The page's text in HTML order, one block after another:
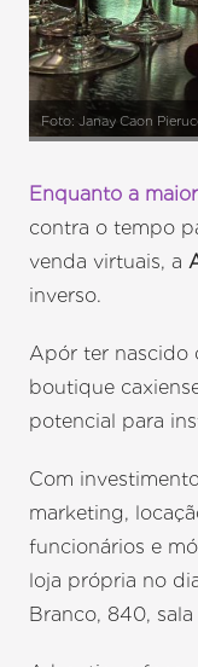
Foto: Janay Caon
Enquanto a
contra o tempo
venda virtuais, a
inverso.
Apór ter nascido
boutique
potencial para
Com
marketing,
funcionários e
loja própria no
Branco, 840, sala